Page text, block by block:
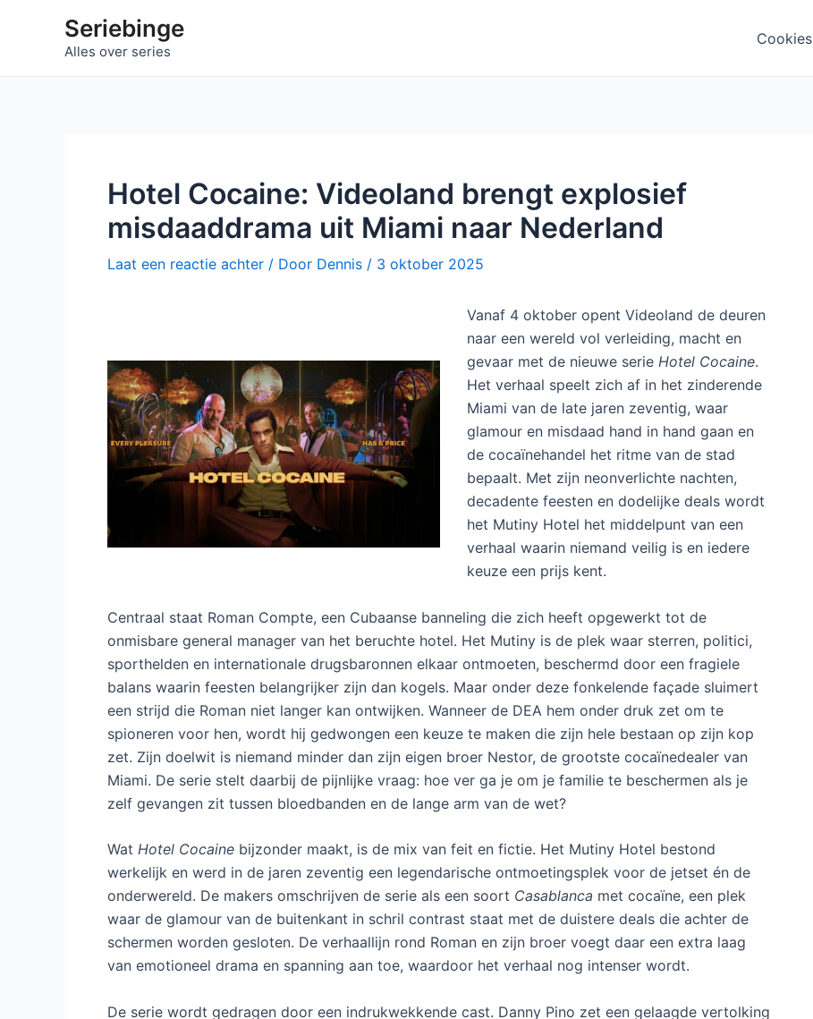
Seriebinge
Alles over series
Cookies
Hotel Cocaine: Videoland brengt explosief
misdaaddrama uit Miami naar Nederland
Laat een reactie achter / Door Dennis / 3 oktober 2025
Vanaf 4 oktober opent Videoland de deuren
naar een wereld vol verleiding, macht en
gevaar met de nieuwe serie Hotel Cocaine.
Het verhaal speelt zich af in het zinderende
Miami van de late jaren zeventig, waar
glamour en misdaad hand in hand gaan en
de cocaïnehandel het ritme van de stad
bepaalt. Met zijn neonverlichte nachten,
decadente feesten en dodelijke deals wordt
het Mutiny Hotel het middelpunt van een
verhaal waarin niemand veilig is en iedere
keuze een prijs kent.
Centraal staat Roman Compte, een Cubaanse banneling die zich heeft opgewerkt tot de
onmisbare general manager van het beruchte hotel. Het Mutiny is de plek waar sterren, politici,
sporthelden en internationale drugsbaronnen elkaar ontmoeten, beschermd door een fragiele
balans waarin feesten belangrijker zijn dan kogels. Maar onder deze fonkelende façade sluimert
een strijd die Roman niet langer kan ontwijken. Wanneer de DEA hem onder druk zet om te
spioneren voor hen, wordt hij gedwongen een keuze te maken die zijn hele bestaan op zijn kop
zet. Zijn doelwit is niemand minder dan zijn eigen broer Nestor, de grootste cocaïnedealer van
Miami. De serie stelt daarbij de pijnlijke vraag: hoe ver ga je om je familie te beschermen als je
zelf gevangen zit tussen bloedbanden en de lange arm van de wet?
Wat Hotel Cocaine bijzonder maakt, is de mix van feit en fictie. Het Mutiny Hotel bestond
werkelijk en werd in de jaren zeventig een legendarische ontmoetingsplek voor de jetset én de
onderwereld. De makers omschrijven de serie als een soort Casablanca met cocaïne, een plek
waar de glamour van de buitenkant in schril contrast staat met de duistere deals die achter de
schermen worden gesloten. De verhaallijn rond Roman en zijn broer voegt daar een extra laag
van emotioneel drama en spanning aan toe, waardoor het verhaal nog intenser wordt.
De serie wordt gedragen door een indrukwekkende cast. Danny Pino zet een gelaagde vertolking